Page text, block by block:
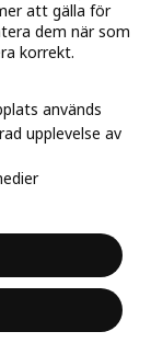
tjänster
att gälla för
dem när som
korrekt.
används
upplevelse av